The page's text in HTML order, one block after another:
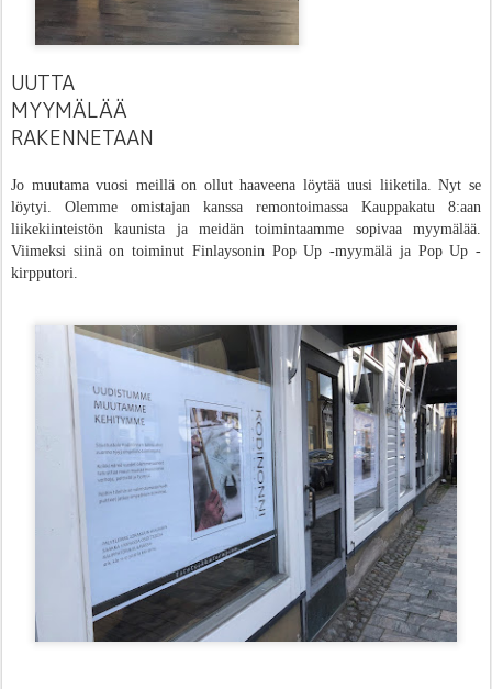
UUTTA
MYYMÄLÄÄ
RAKENNETAAN
Jo muutama vuosi meillä on ollut haaveena löytää uusi liiketila. Nyt se
löytyi. Olemme omistajan kanssa remontoimassa Kauppakatu 8:aan
liikekiinteistön kaunista ja meidän toimintaamme sopivaa myymälää.
Viimeksi siinä on toiminut Finlaysonin Pop Up -myymälä ja Pop Up -
kirpputori.